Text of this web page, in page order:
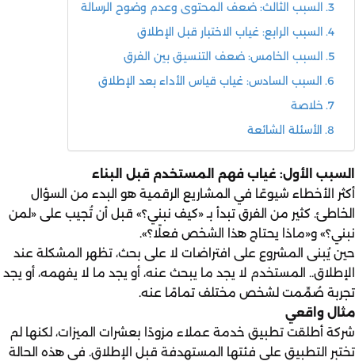
السبب الثالث: ضعف المحتوى وعدم وضوح الرسالة
السبب الرابع: غياب الاختبار قبل الإطلاق
السبب الخامس: ضعف التنسيق بين الفرق
السبب السادس: غياب قياس الأداء بعد الإطلاق
خلاصة
الأسئلة الشائعة
السبب الأول: غياب فهم المستخدم قبل البناء
أكثر الأخطاء شيوعًا في المشاريع الرقمية هو البدء من السؤال
الخاطئ. كثير من الفرق تبدأ بـ «كيف نبني؟» قبل أن تُجيب على «لمن
نبني؟» و«ماذا يحتاج هذا الشخص فعلًا؟».
حين يُبنى المشروع على افتراضات لا على بحث، تظهر المشكلة عند
الإطلاق.. المستخدم لا يجد ما يبحث عنه، أو يجد ما لا يفهمه، أو يجد
تجربة صُمِّمت لشخص مختلف تمامًا عنه.
مثال واقعي
شركة أطلقت تطبيق خدمة عملاء مزودًا بعشرات الميزات، لكنها لم
تختبر التطبيق على فئتها المستهدفة قبل الإطلاق. في هذه الحالة